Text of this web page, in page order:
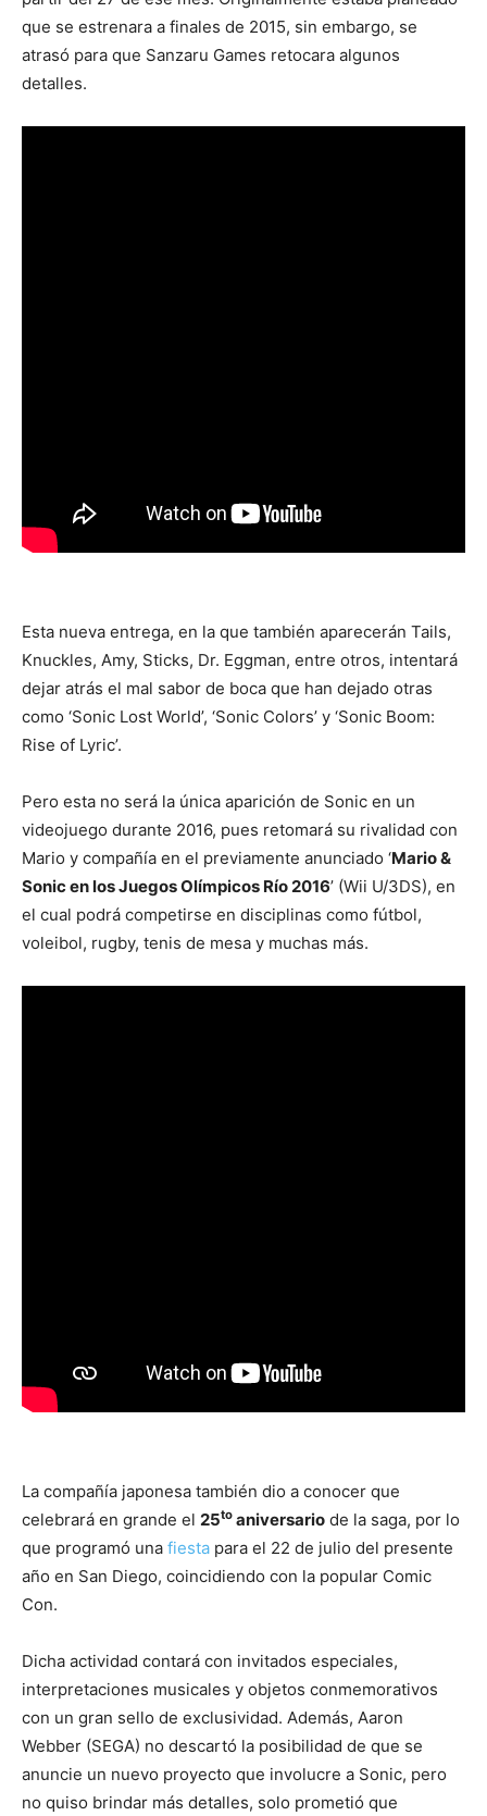
que se estrenara a finales de 2015, sin embargo, se
atrasó para que Sanzaru Games retocara algunos
detalles.
Esta nueva entrega, en la que también aparecerán Tails,
Knuckles, Amy, Sticks, Dr. Eggman, entre otros, intentará
dejar atrás el mal sabor de boca que han dejado otras
como ‘Sonic Lost World’, ‘Sonic Colors’ y ‘Sonic Boom:
Rise of Lyric’.
Pero esta no será la única aparición de Sonic en un
videojuego durante 2016, pues retomará su rivalidad con
Mario y compañía en el previamente anunciado ‘Mario &
Sonic en los Juegos Olímpicos Río 2016’ (Wii U/3DS), en
el cual podrá competirse en disciplinas como fútbol,
voleibol, rugby, tenis de mesa y muchas más.
La compañía japonesa también dio a conocer que
celebrará en grande el 25to aniversario de la saga, por lo
que programó una fiesta para el 22 de julio del presente
año en San Diego, coincidiendo con la popular Comic
Con.
Dicha actividad contará con invitados especiales,
interpretaciones musicales y objetos conmemorativos
con un gran sello de exclusividad. Además, Aaron
Webber (SEGA) no descartó la posibilidad de que se
anuncie un nuevo proyecto que involucre a Sonic, pero
no quiso brindar más detalles, solo prometió que